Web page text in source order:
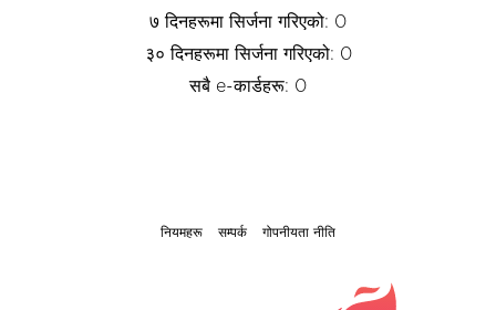
७ दिनहरूमा सिर्जना गरिएको: 0
३० दिनहरूमा सिर्जना गरिएको: 0
सबै e-कार्डहरू: 0
नियमहरू सम्पर्क गोपनीयता नीति